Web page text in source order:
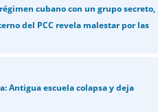
cubano con un grupo secreto,
del PCC revela malestar por las
Antigua escuela colapsa y deja